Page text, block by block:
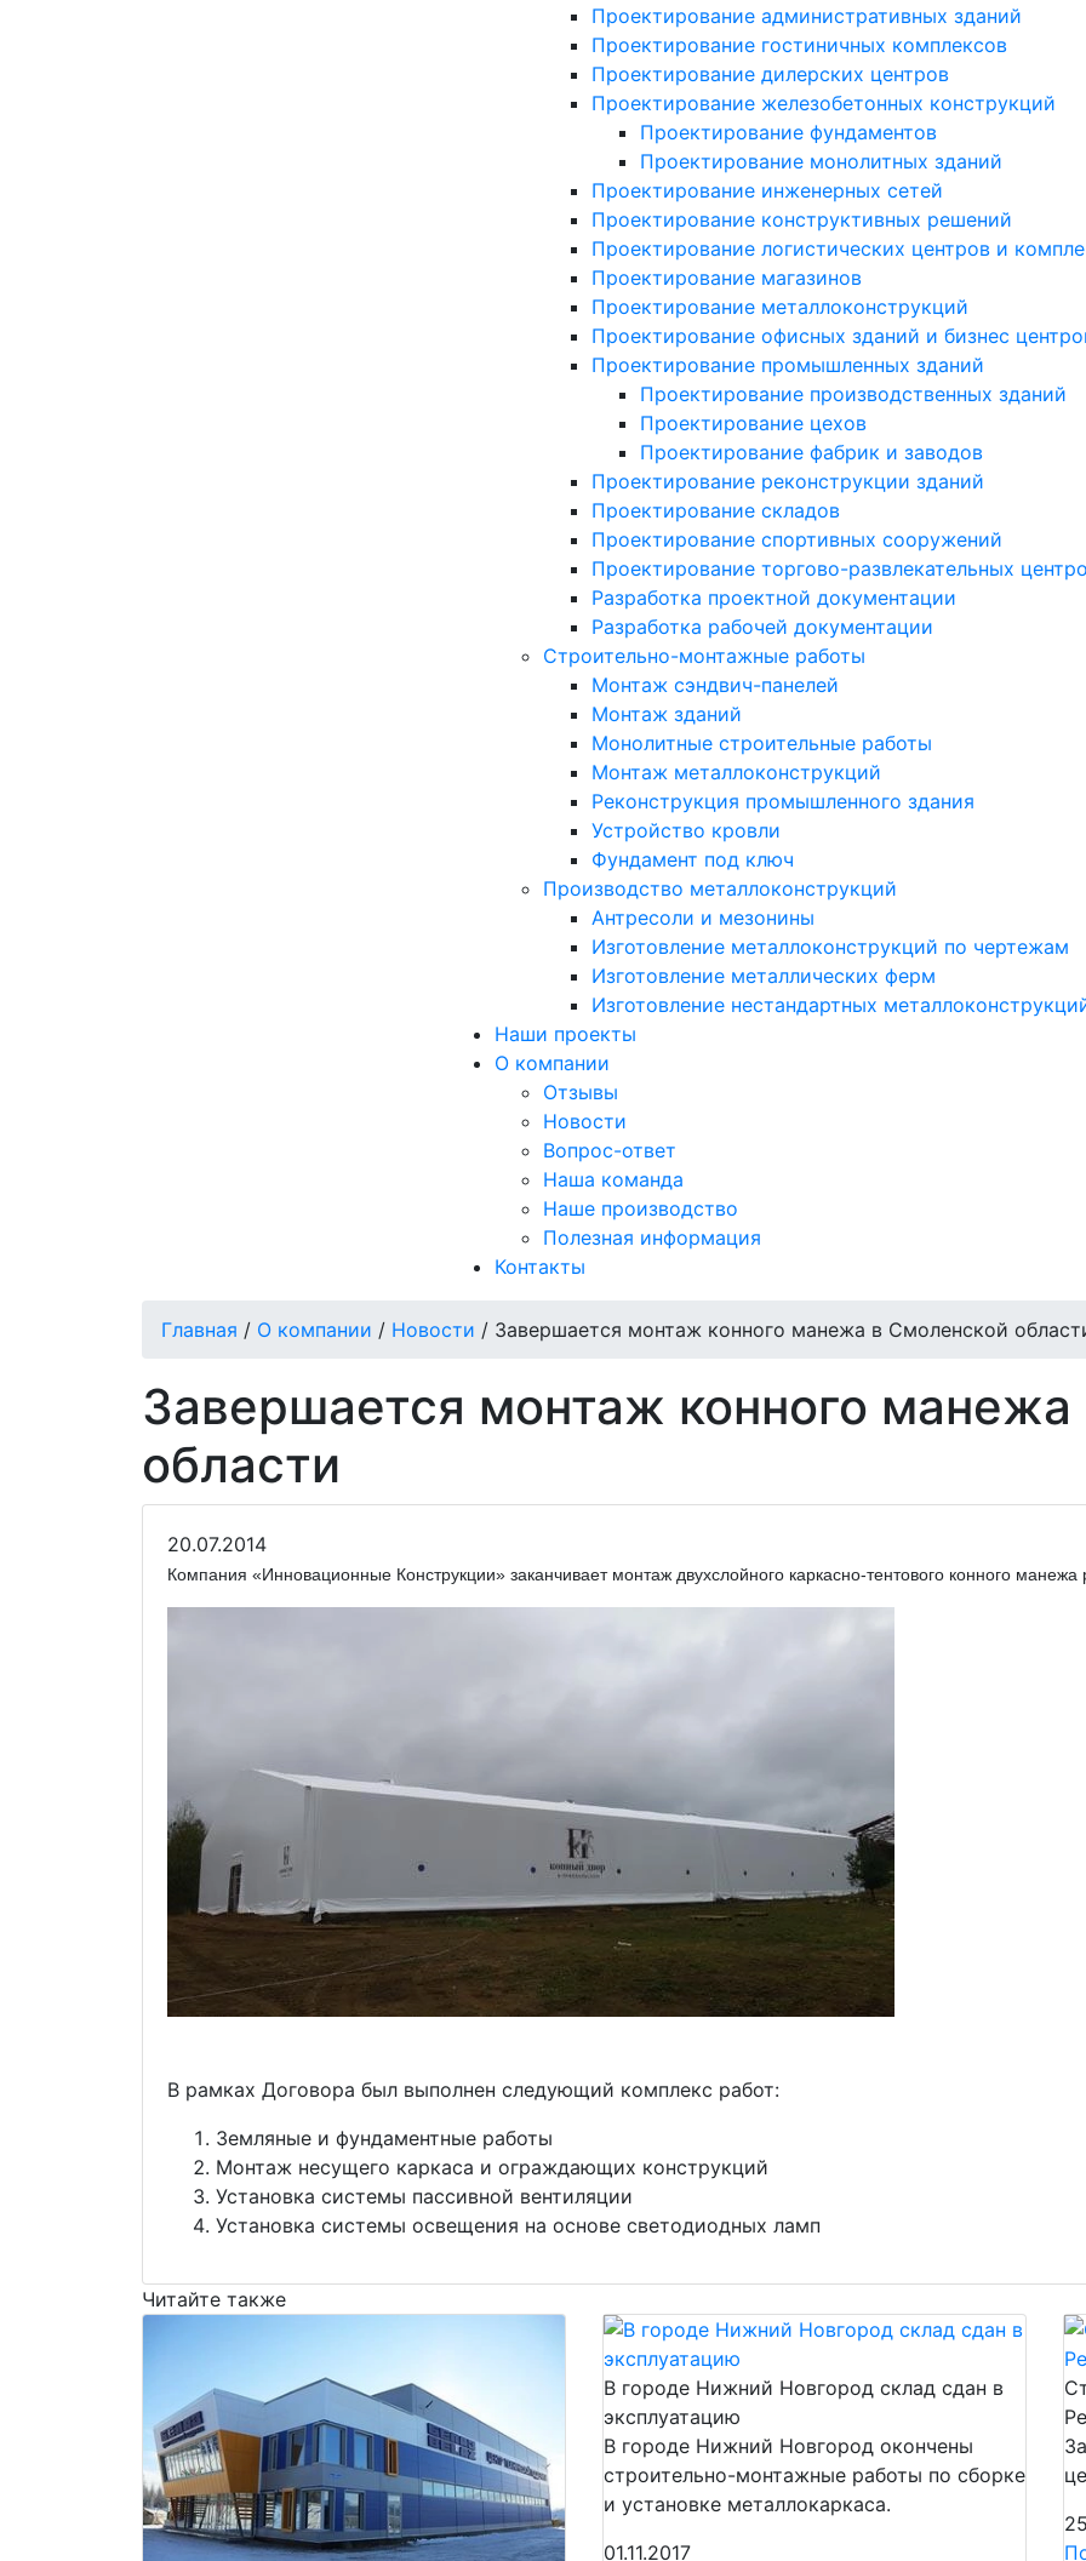
Проектирование административных зданий
Проектирование гостиничных комплексов
Проектирование дилерских центров
Проектирование железобетонных конструкций
Проектирование фундаментов
Проектирование монолитных зданий
Проектирование инженерных сетей
Проектирование конструктивных решений
Проектирование логистических центров и
Проектирование магазинов
Проектирование металлоконструкций
Проектирование офисных зданий и бизнес
Проектирование промышленных зданий
Проектирование производственных зданий
Проектирование цехов
Проектирование фабрик и заводов
Проектирование реконструкции зданий
Проектирование складов
Проектирование спортивных сооружений
Проектирование торгово-развлекательных
Разработка проектной документации
Разработка рабочей документации
Строительно-монтажные работы
Монтаж сэндвич-панелей
Монтаж зданий
Монолитные строительные работы
Монтаж металлоконструкций
Реконструкция промышленного здания
Устройство кровли
Фундамент под ключ
Производство металлоконструкций
Антресоли и мезонины
Изготовление металлоконструкций по чертежам
Изготовление металлических ферм
Изготовление нестандартных
Наши проекты
О компании
Отзывы
Новости
Вопрос-ответ
Наша команда
Наше производство
Полезная информация
Контакты
Главная / О компании / Новости / Завершается монтаж конного манежа в Смоленской
Завершается монтаж конного
области
20.07.2014
Компания «Инновационные Конструкции» заканчивает монтаж двухслойного каркасно-тентового конного
В рамках Договора был выполнен следующий комплекс работ:
Земляные и фундаментные работы
Монтаж несущего каркаса и ограждающих конструкций
Установка системы пассивной вентиляции
Установка системы освещения на основе светодиодных ламп
Читайте также
В городе Нижний Новгород склад сдан в
эксплуатацию
В городе Нижний Новгород окончены
строительно-монтажные работы по сборке
и установке металлокаркаса.
01.11.2017